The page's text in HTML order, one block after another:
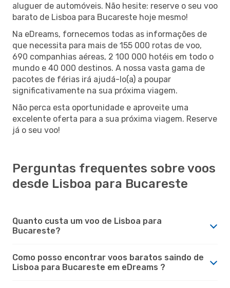
aluguer de automóveis. Não hesite: reserve o seu voo
barato de Lisboa para Bucareste hoje mesmo!
Na eDreams, fornecemos todas as informações de
que necessita para mais de 155 000 rotas de voo,
690 companhias aéreas, 2 100 000 hotéis em todo o
mundo e 40 000 destinos. A nossa vasta gama de
pacotes de férias irá ajudá-lo(a) a poupar
significativamente na sua próxima viagem.
Não perca esta oportunidade e aproveite uma
excelente oferta para a sua próxima viagem. Reserve
já o seu voo!
Perguntas frequentes sobre voos
desde Lisboa para Bucareste
Quanto custa um voo de Lisboa para
Bucareste?
Como posso encontrar voos baratos saindo de
Lisboa para Bucareste em eDreams ?